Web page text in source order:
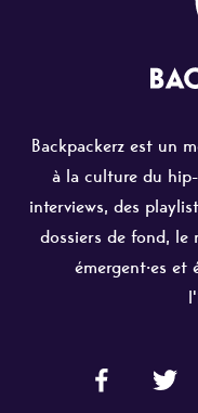
Backpackerz est un
à la culture du
interviews, des
dossiers de fond, le
émergent·es et